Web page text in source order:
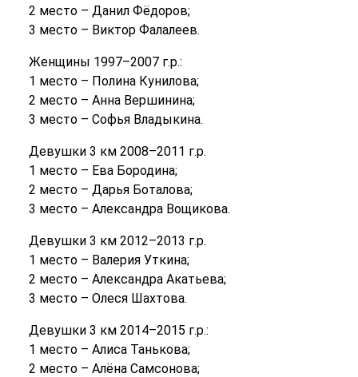
2 место – Данил Фёдоров;
3 место – Виктор Фалалеев.
Женщины 1997–2007 г.р.:
1 место – Полина Кунилова;
2 место – Анна Вершинина;
3 место – Софья Владыкина.
Девушки 3 км 2008–2011 г.р.
1 место – Ева Бородина;
2 место – Дарья Боталова;
3 место – Александра Вощикова.
Девушки 3 км 2012–2013 г.р.
1 место – Валерия Уткина;
2 место – Александра Акатьева;
3 место – Олеся Шахтова.
Девушки 3 км 2014–2015 г.р.:
1 место – Алиса Танькова;
2 место – Алёна Самсонова;